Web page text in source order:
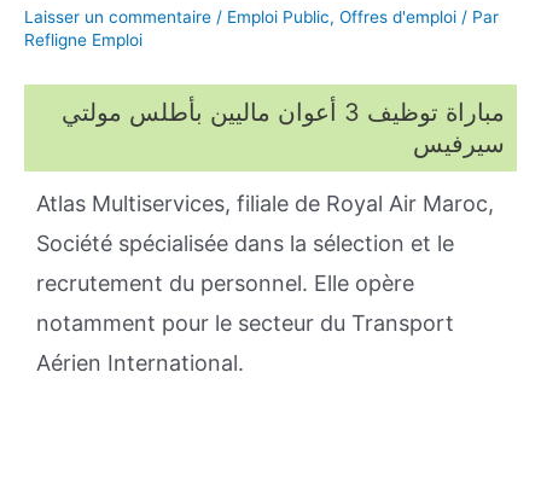
Laisser un commentaire / Emploi Public, Offres d'emploi / Par
Refligne Emploi
مباراة توظيف 3 أعوان ماليين بأطلس مولتي
سيرفيس
Atlas Multiservices, filiale de Royal Air Maroc,
Société spécialisée dans la sélection et le
recrutement du personnel. Elle opère
notamment pour le secteur du Transport
Aérien International.